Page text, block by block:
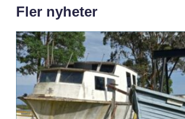
Fler nyheter